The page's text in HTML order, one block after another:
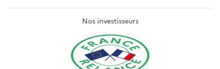
Nos investisseurs